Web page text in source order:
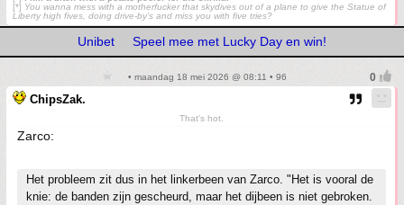
[*] You wanna mess with a motherfucker that skydives out of a plane to give the Statue of
Liberty high fives, doing drive-by’s and miss you with five tries?
Unibet Speel mee met Lucky Day en win!
• maandag 18 mei 2026 @ 08:11 • 96
ChipsZak.
That's hot.
Zarco:
Het probleem zit dus in het linkerbeen van Zarco. "Het is vooral de
knie: de banden zijn gescheurd, maar het dijbeen is niet gebroken.